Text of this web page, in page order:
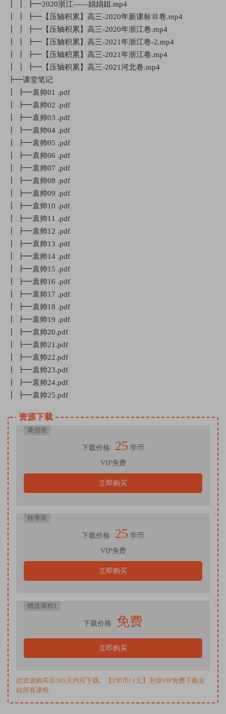
┃ ┃ ┣━2020浙江——娟娟姐.mp4
┃ ┃ ┣━【压轴积累】高三-2020年新课标Ⅲ卷.mp4
┃ ┃ ┣━【压轴积累】高三-2020年浙江卷.mp4
┃ ┃ ┣━【压轴积累】高三-2021年浙江卷-2.mp4
┃ ┃ ┣━【压轴积累】高三-2021年浙江卷.mp4
┃ ┃ ┣━【压轴积累】高三-2021河北卷.mp4
┣━课堂笔记
┃ ┣━袁帅01 .pdf
┃ ┣━袁帅02 .pdf
┃ ┣━袁帅03 .pdf
┃ ┣━袁帅04 .pdf
┃ ┣━袁帅05 .pdf
┃ ┣━袁帅06 .pdf
┃ ┣━袁帅07 .pdf
┃ ┣━袁帅08 .pdf
┃ ┣━袁帅09 .pdf
┃ ┣━袁帅10 .pdf
┃ ┣━袁帅11 .pdf
┃ ┣━袁帅12 .pdf
┃ ┣━袁帅13 .pdf
┃ ┣━袁帅14 .pdf
┃ ┣━袁帅15 .pdf
┃ ┣━袁帅16 .pdf
┃ ┣━袁帅17 .pdf
┃ ┣━袁帅18 .pdf
┃ ┣━袁帅19 .pdf
┃ ┣━袁帅20.pdf
┃ ┣━袁帅21.pdf
┃ ┣━袁帅22.pdf
┃ ┣━袁帅23.pdf
┃ ┣━袁帅24.pdf
┃ ┣━袁帅25.pdf
资源下载
暑假班
下载价格 25 学币
VIP免费
立即购买
秋季班
下载价格 25 学币
VIP免费
立即购买
赠送课程1
下载价格 免费
立即购买
此资源购买后365天内可下载。【1学币=1元】升级VIP免费下载全
站所有课程